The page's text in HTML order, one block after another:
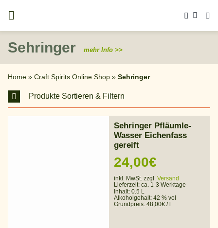
Inhalt
springen
Sehringer mehr Info >>
Home» Craft Spirits Online Shop» Sehringer
Produkte Sortieren & Filtern
Sehringer Pfläumle-
Wasser Eichenfass
gereift
24,00€
inkl. MwSt. zzgl. Versand
Lieferzeit: ca. 1-3 Werktage
Inhalt: 0.5 L
Alkoholgehalt: 42 % vol
Grundpreis: 48,00€ /